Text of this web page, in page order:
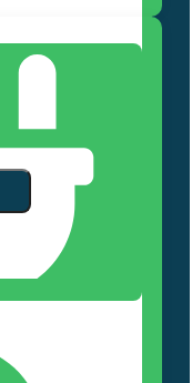
,
och
kV. Vi tar på
till leverans.